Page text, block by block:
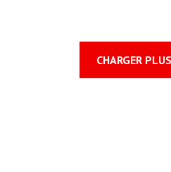
CHARGER PLUS